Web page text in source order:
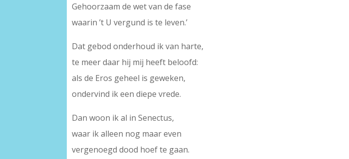
Gehoorzaam de wet van de fase
waarin ’t U vergund is te leven.’
Dat gebod onderhoud ik van harte,
te meer daar hij mij heeft beloofd:
als de Eros geheel is geweken,
ondervind ik een diepe vrede.
Dan woon ik al in Senectus,
waar ik alleen nog maar even
vergenoegd dood hoef te gaan.